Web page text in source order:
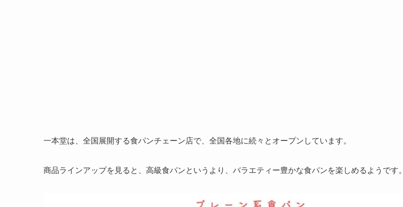
一本堂は、全国展開する食パンチェーン店で、全国各地に続々とオープンしています。
商品ラインアップを見ると、高級食パンというより、バラエティー豊かな食パンを楽しめるようです。